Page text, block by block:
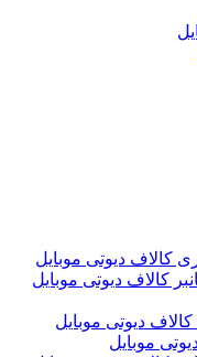
کالاف دیوتی موبایل
کالاف دیوتی موبایل
دیوتی موبایل
موبایل